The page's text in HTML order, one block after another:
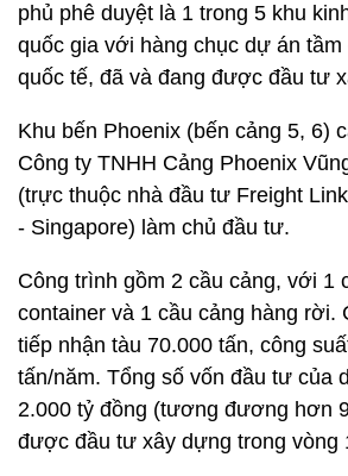
phủ phê duyệt là 1 trong 5 khu
quốc gia với hàng chục dự án
quốc tế, đã và đang được đầu tư
Khu bến Phoenix (bến cảng 5, 6)
Công ty TNHH Cảng Phoenix
(trực thuộc nhà đầu tư Freight
- Singapore) làm chủ đầu tư.
Công trình gồm 2 cầu cảng, với 1
container và 1 cầu cảng hàng rời.
tiếp nhận tàu 70.000 tấn, công
tấn/năm. Tổng số vốn đầu tư của
2.000 tỷ đồng (tương đương hơn
được đầu tư xây dựng trong vòng